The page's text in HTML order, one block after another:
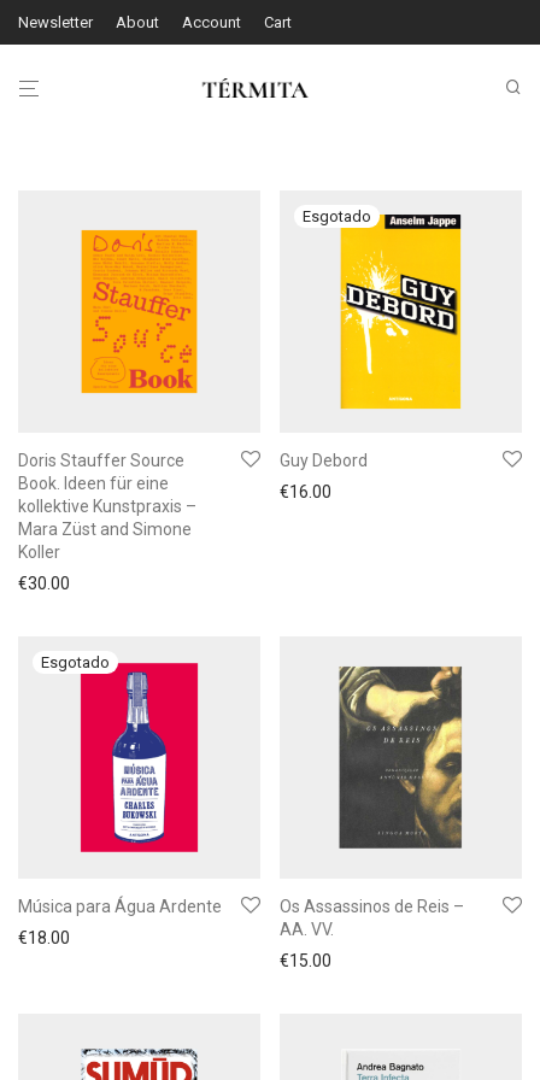
Newsletter About Account Cart
Doris Stauffer Source
Book. Ideen für eine
kollektive Kunstpraxis –
Mara Züst and Simone
Koller
€30.00
Guy Debord
€16.00
Música para Água Ardente
€18.00
Os Assassinos de Reis –
AA. VV.
€15.00